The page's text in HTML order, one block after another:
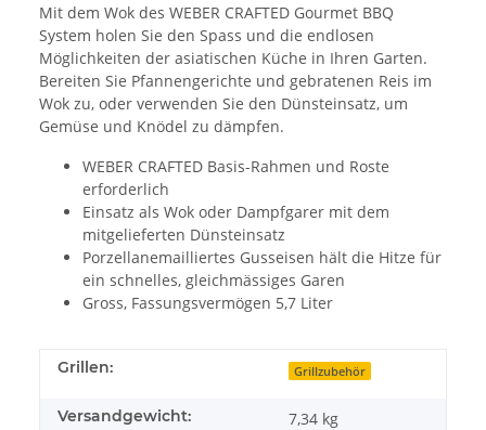
Mit dem Wok des WEBER CRAFTED Gourmet BBQ
System holen Sie den Spass und die endlosen
Möglichkeiten der asiatischen Küche in Ihren Garten.
Bereiten Sie Pfannengerichte und gebratenen Reis im
Wok zu, oder verwenden Sie den Dünsteinsatz, um
Gemüse und Knödel zu dämpfen.
WEBER CRAFTED Basis-Rahmen und Roste
erforderlich
Einsatz als Wok oder Dampfgarer mit dem
mitgelieferten Dünsteinsatz
Porzellanemailliertes Gusseisen hält die Hitze für
ein schnelles, gleichmässiges Garen
Gross, Fassungsvermögen 5,7 Liter
Grillen: Grillzubehör
Versandgewicht: 7,34 kg